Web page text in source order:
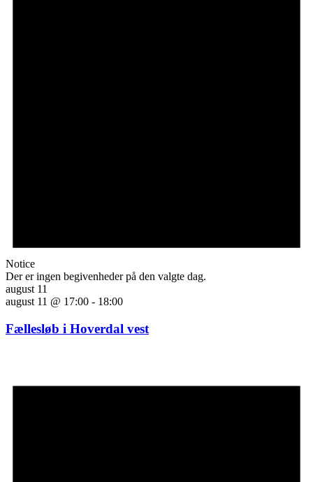
Notice
Der er ingen begivenheder på den valgte dag.
august 11
august 11 @ 17:00 - 18:00
Fællesløb i Hoverdal vest